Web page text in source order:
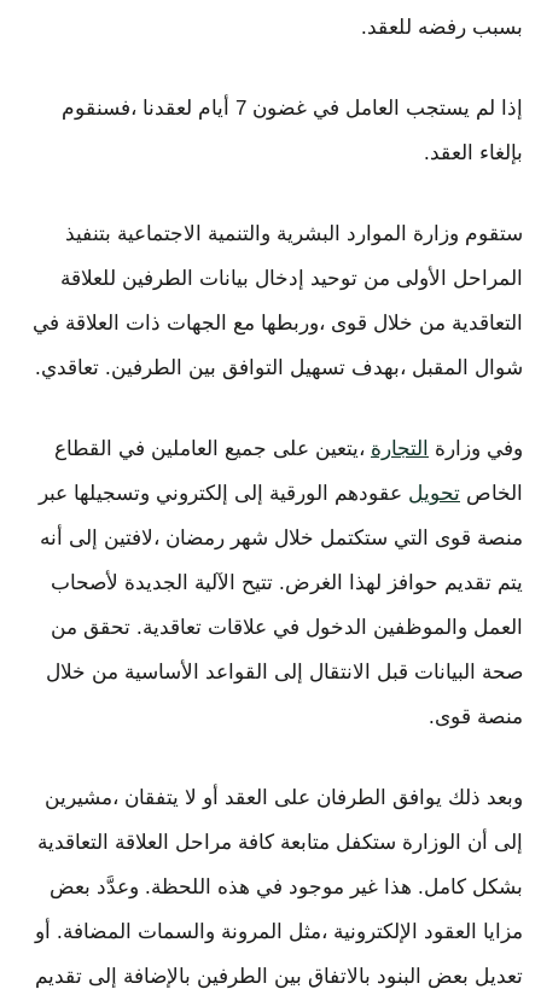
بسبب رفضه للعقد.
إذا لم يستجب العامل في غضون 7 أيام لعقدنا ،فسنقوم
بإلغاء العقد.
ستقوم وزارة الموارد البشرية والتنمية الاجتماعية بتنفيذ
المراحل الأولى من توحيد إدخال بيانات الطرفين للعلاقة
التعاقدية من خلال قوى ،وربطها مع الجهات ذات العلاقة في
شوال المقبل ،بهدف تسهيل التوافق بين الطرفين. تعاقدي.
وفي وزارة التجارة ،يتعين على جميع العاملين في القطاع
الخاص تحويل عقودهم الورقية إلى إلكتروني وتسجيلها عبر
منصة قوى التي ستكتمل خلال شهر رمضان ،لافتين إلى أنه
يتم تقديم حوافز لهذا الغرض. تتيح الآلية الجديدة لأصحاب
العمل والموظفين الدخول في علاقات تعاقدية. تحقق من
صحة البيانات قبل الانتقال إلى القواعد الأساسية من خلال
منصة قوى.
وبعد ذلك يوافق الطرفان على العقد أو لا يتفقان ،مشيرين
إلى أن الوزارة ستكفل متابعة كافة مراحل العلاقة التعاقدية
بشكل كامل. هذا غير موجود في هذه اللحظة. وعدَّد بعض
مزايا العقود الإلكترونية ،مثل المرونة والسمات المضافة. أو
تعديل بعض البنود بالاتفاق بين الطرفين بالإضافة إلى تقديم